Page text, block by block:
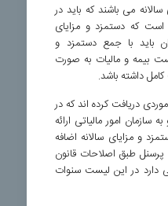
می باشند که باید در
که دستمزد و مزایای
باید با جمع دستمزد و
لیست بیمه و مالیات به صورت
داشته باشد.
دریافت کرده اند که در
امور مالیاتی ارائه
و مزایای سالانه اضافه
پرسنل طبق اصلاحات قانون
دارد در این لیست سنوات